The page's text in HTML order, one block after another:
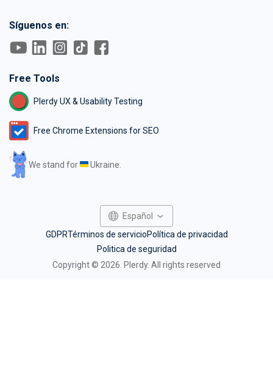
Síguenos en:
Free Tools
Plerdy UX & Usability Testing
Free Chrome Extensions for SEO
We stand for Ukraine.
GDPRTérminos de servicioPolítica de privacidad
Politica de seguridad
Copyright © 2026. Plerdy. All rights reserved